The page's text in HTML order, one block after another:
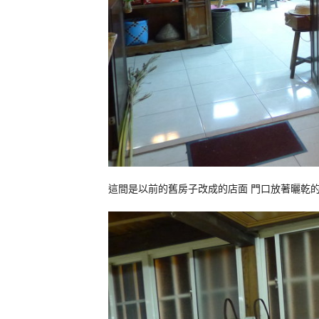
這間是以前的舊房子改成的店面 門口放著曬乾